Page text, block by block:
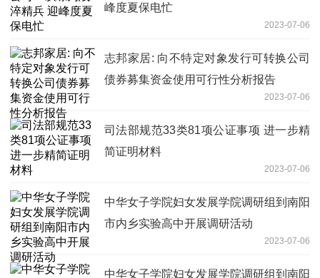
峰度夏保电忙
2023-07-06
志邦家居: 向不特定对象发行可转换公司
债券募集资金使用可行性分析报告
2023-07-06
司法部规范33类81项公证事项 进一步精
简证明材料
2023-07-06
中华女子学院妇女发展学院调研组到南阳
市内乡实验高中开展调研活动
2023-07-06
中华女子学院妇女发展学院调研组到南阳